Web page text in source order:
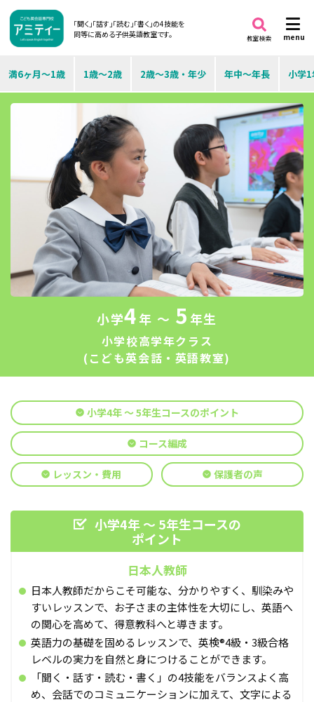
「聞く」「話す」「読む」「書く」の4技能を
同等に高める子供英語教室です。
menu
教室検索
満6ヶ月～1歳 1歳～2歳 2歳～3歳・年少 年中～年長 小学
小学4年 ～ 5 年生
小学校高学年クラス
(こども英会話・英語教室)
小学4年 ～ 5年生コースのポイント
コース編成
レッスン・費用 保護者の声
小学4年 ～ 5年生コースの
ポイント
日本人教師
日本人教師だからこそ可能な、分かりやすく、馴染みや
すいレッスンで、お子さまの主体性を大切にし、英語へ
の関心を高めて、得意教科へと導きます。
英語力の基礎を固めるレッスンで、英検®4級・3級合格
レベルの実力を自然と身につけることができます。
「聞く・話す・読む・書く」の4技能をバランスよく高
め、会話でのコミュニケーションに加えて、文字による